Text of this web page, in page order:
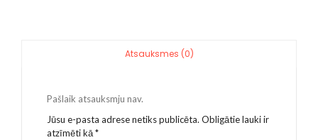
Atsauksmes (0)
Pašlaik atsauksmju nav.
Jūsu e-pasta adrese netiks publicēta. Obligātie lauki ir
atzīmēti kā*